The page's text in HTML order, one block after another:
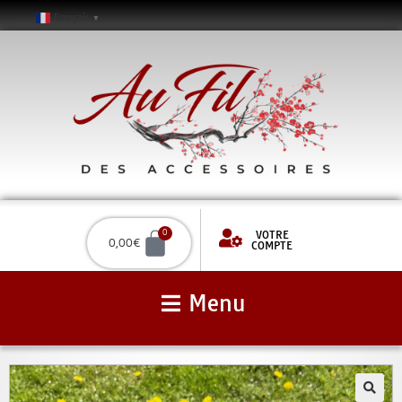
▼
0,00€
0
VOTRE
COMPTE
Menu